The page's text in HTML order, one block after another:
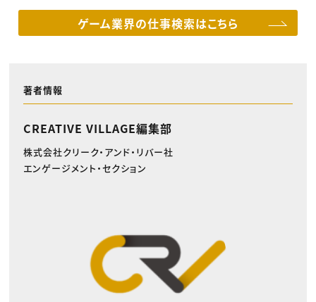
ゲーム業界の仕事検索はこちら
著者情報
CREATIVE VILLAGE編集部
株式会社クリーク・アンド・リバー社
エンゲージメント・セクション